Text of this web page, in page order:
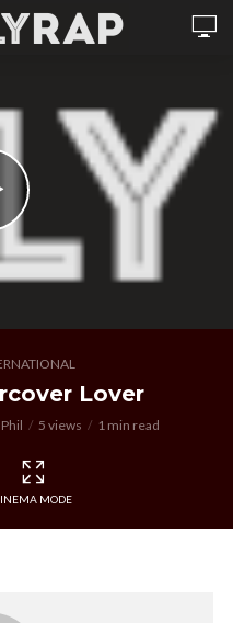
Lover
Phil 5 views 1 min read
MODE